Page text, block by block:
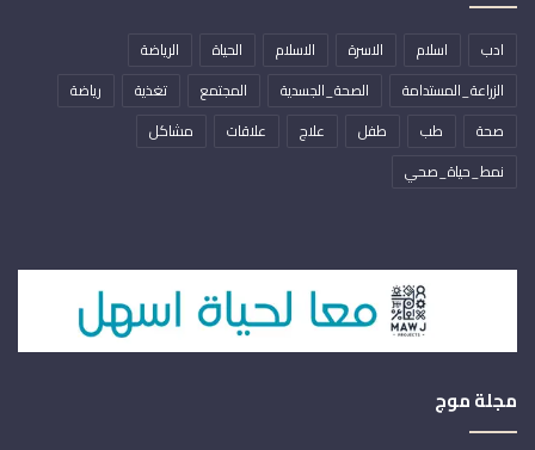
ادب اسلام الاسرة الاسلام الحياة
الرياضة
الزراعة_المستدامة
الصحة_الجسدية المجتمع تغذية
رياضة
صحة
طب طفل علاج علاقات
مشاكل
نمط_حياة_صحي
مجلة موج